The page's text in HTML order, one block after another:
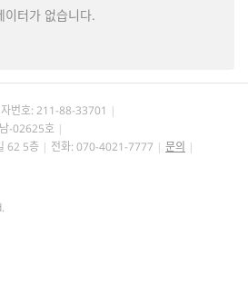
이터가 없습니다.
번호: 211-88-33701
-02625호
62 5층
전화: 070-4021-7777
문의